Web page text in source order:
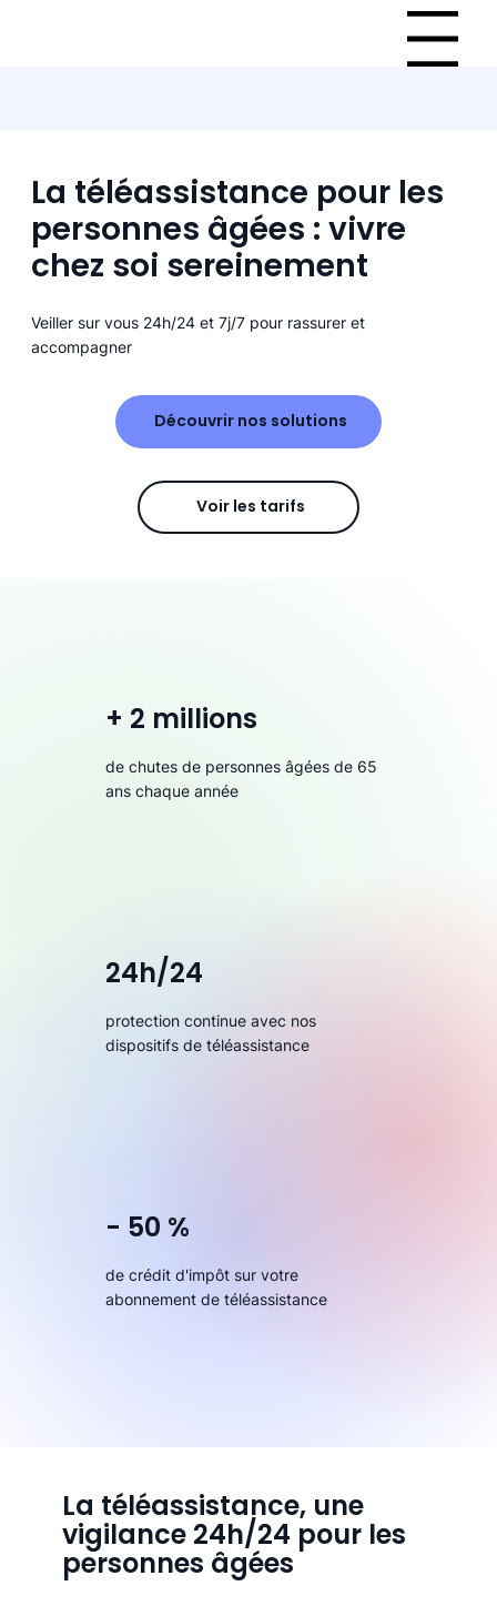
Menu
La téléassistance pour les
personnes âgées : vivre
chez soi sereinement
Veiller sur vous 24h/24 et 7j/7 pour rassurer et
accompagner
Découvrir nos solutions
Voir les tarifs
+ 2 millions
de chutes de personnes âgées de 65
ans chaque année
24h/24
protection continue avec nos
dispositifs de téléassistance
- 50 %
de crédit d'impôt sur votre
abonnement de téléassistance
La téléassistance, une
vigilance 24h/24 pour les
personnes âgées